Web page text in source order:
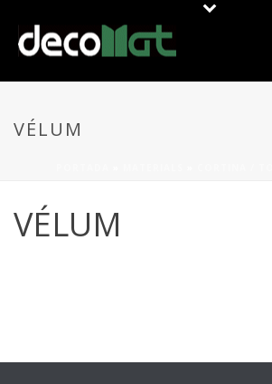
VÉLUM
VÉLUM